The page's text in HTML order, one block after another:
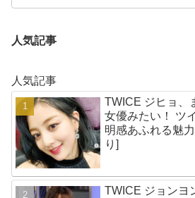
人気記事
人気記事
TWICE ジヒョ、
女優みたい！ ツ
明感あふれる魅
り]
TWICE ジョンヨ